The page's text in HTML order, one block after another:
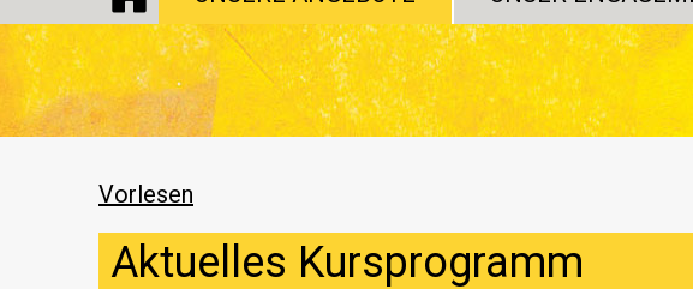
STARTSEITE
Vorlesen
Aktuelles Kursprogramm